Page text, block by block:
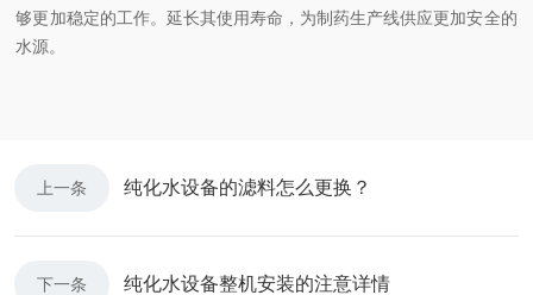
够更加稳定的工作。延长其使用寿命，为制药生产线供应更加安全的
水源。
上一条 纯化水设备的滤料怎么更换？
下一条 纯化水设备整机安装的注意详情